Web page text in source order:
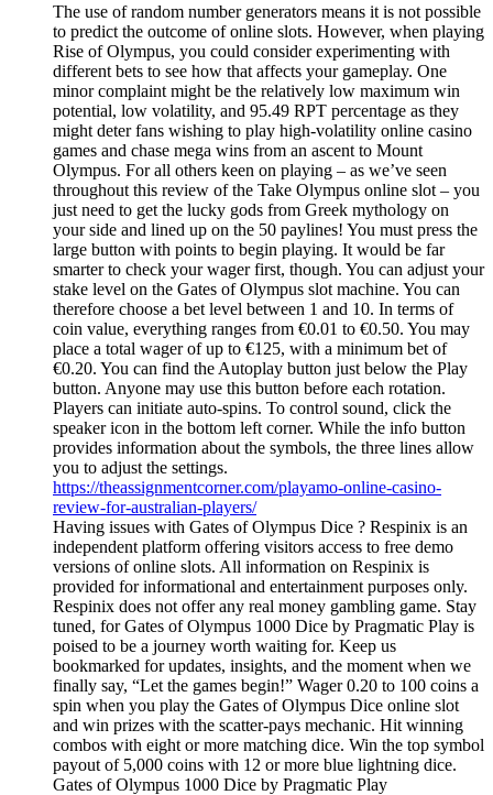
The use of random number generators means it is not possible
to predict the outcome of online slots. However, when playing
Rise of Olympus, you could consider experimenting with
different bets to see how that affects your gameplay. One
minor complaint might be the relatively low maximum win
potential, low volatility, and 95.49 RPT percentage as they
might deter fans wishing to play high-volatility online casino
games and chase mega wins from an ascent to Mount
Olympus. For all others keen on playing – as we’ve seen
throughout this review of the Take Olympus online slot – you
just need to get the lucky gods from Greek mythology on
your side and lined up on the 50 paylines! You must press the
large button with points to begin playing. It would be far
smarter to check your wager first, though. You can adjust your
stake level on the Gates of Olympus slot machine. You can
therefore choose a bet level between 1 and 10. In terms of
coin value, everything ranges from €0.01 to €0.50. You may
place a total wager of up to €125, with a minimum bet of
€0.20. You can find the Autoplay button just below the Play
button. Anyone may use this button before each rotation.
Players can initiate auto-spins. To control sound, click the
speaker icon in the bottom left corner. While the info button
provides information about the symbols, the three lines allow
you to adjust the settings.
https://theassignmentcorner.com/playamo-online-casino-
review-for-australian-players/
Having issues with Gates of Olympus Dice ? Respinix is an
independent platform offering visitors access to free demo
versions of online slots. All information on Respinix is
provided for informational and entertainment purposes only.
Respinix does not offer any real money gambling game. Stay
tuned, for Gates of Olympus 1000 Dice by Pragmatic Play is
poised to be a journey worth waiting for. Keep us
bookmarked for updates, insights, and the moment when we
finally say, “Let the games begin!” Wager 0.20 to 100 coins a
spin when you play the Gates of Olympus Dice online slot
and win prizes with the scatter-pays mechanic. Hit winning
combos with eight or more matching dice. Win the top symbol
payout of 5,000 coins with 12 or more blue lightning dice.
Gates of Olympus 1000 Dice by Pragmatic Play